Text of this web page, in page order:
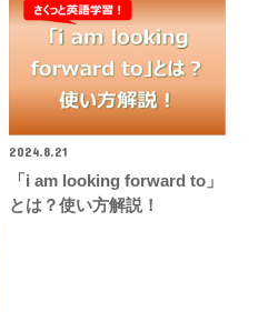
2024.8.21
「i am looking forward to」
とは？使い方解説！